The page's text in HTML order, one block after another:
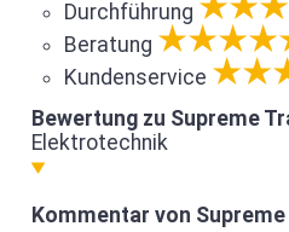
Durchführung
Beratung
Kundenservice
Bewertung zu Supreme
Elektrotechnik
Kommentar von Supreme